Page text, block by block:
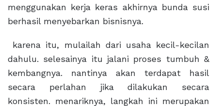
menggunakan kerja keras akhirnya bunda susi
berhasil menyebarkan bisnisnya.
karena itu, mulailah dari usaha kecil-kecilan
dahulu. selesainya itu jalani proses tumbuh &
kembangnya. nantinya akan terdapat hasil
secara perlahan jika dilakukan secara
konsisten. menariknya, langkah ini merupakan